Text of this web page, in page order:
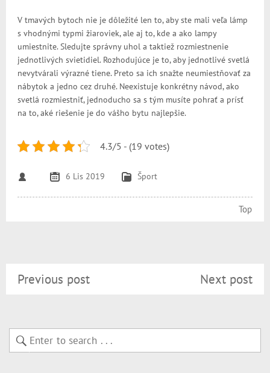
V tmavých bytoch nie je dôležité len to, aby ste mali veľa lámp
s vhodnými typmi žiaroviek, ale aj to, kde a ako lampy
umiestnite. Sledujte správny uhol a taktiež rozmiestnenie
jednotlivých svietidiel. Rozhodujúce je to, aby jednotlivé svetlá
nevytvárali výrazné tiene. Preto sa ich snažte neumiestňovať za
nábytok a jedno cez druhé. Neexistuje konkrétny návod, ako
svetlá rozmiestniť, jednoducho sa s tým musíte pohrať a prísť
na to, aké riešenie je do vášho bytu najlepšie.
4.3/5 - (19 votes)
6 Lis 2019 Šport
Top
Next post
Previous post